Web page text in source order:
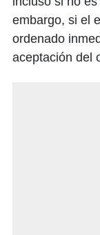
embargo, si el
ordenado
aceptación del